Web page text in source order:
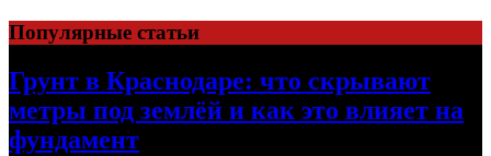
Перейти
к
содержимому
Популярные статьи
Грунт в Краснодаре: что скрывают
метры под землёй и как это влияет на
фундамент